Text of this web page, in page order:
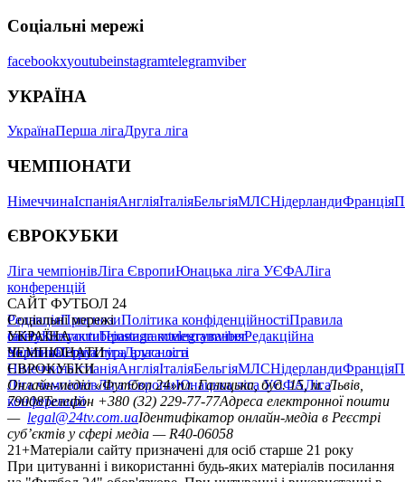
Соціальні мережі
facebookxyoutubeinstagramtelegramviber
УКРАЇНА
УкраїнаПерша лігаДруга ліга
ЧЕМПІОНАТИ
НімеччинаІспаніяАнгліяІталіяБельгіяМЛСНідерландиФранція
ЄВРОКУБКИ
Ліга чемпіонівЛіга ЄвропиЮнацька ліга УЄФАЛіга
конференцій
САЙТ ФУТБОЛ 24
РедакціяПрогнозиПолітика конфіденційностіПравила
сайтуКонтактиПравила коментуванняРедакційна
політикаСтруктура власності
Соціальні мережі
facebookxyoutubeinstagramtelegramviber
УКРАЇНА
УкраїнаПерша лігаДруга ліга
ЧЕМПІОНАТИ
НімеччинаІспаніяАнгліяІталіяБельгіяМЛСНідерландиФранція
ЄВРОКУБКИ
Ліга чемпіонівЛіга ЄвропиЮнацька ліга УЄФАЛіга
конференцій
Онлайн-медіа «Футбол 24»пл. Галицька, буд. 15, м. Львів,
79008Телефон +380 (32) 229-77-77Адреса електронної пошти
— legal@24tv.com.uaІдентифікатор онлайн-медіа в Реєстрі
суб’єктів у сфері медіа — R40-06058
21+Матеріали сайту призначені для осіб старше 21 року
При цитуванні і використанні будь-яких матеріалів посилання